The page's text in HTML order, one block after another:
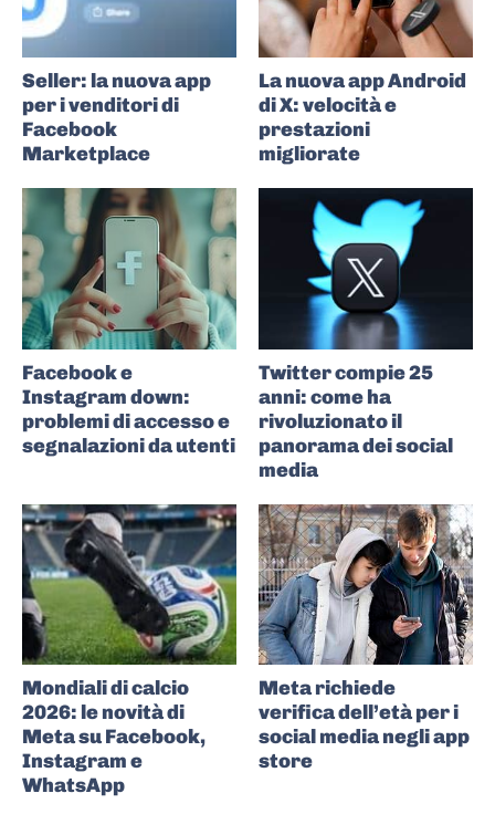
Seller: la nuova app
per i venditori di
Facebook
Marketplace
La nuova app Android
di X: velocità e
prestazioni
migliorate
Facebook e
Instagram down:
problemi di accesso e
segnalazioni da utenti
Twitter compie 25
anni: come ha
rivoluzionato il
panorama dei social
media
Mondiali di calcio
2026: le novità di
Meta su Facebook,
Instagram e
WhatsApp
Meta richiede
verifica dell’età per i
social media negli app
store